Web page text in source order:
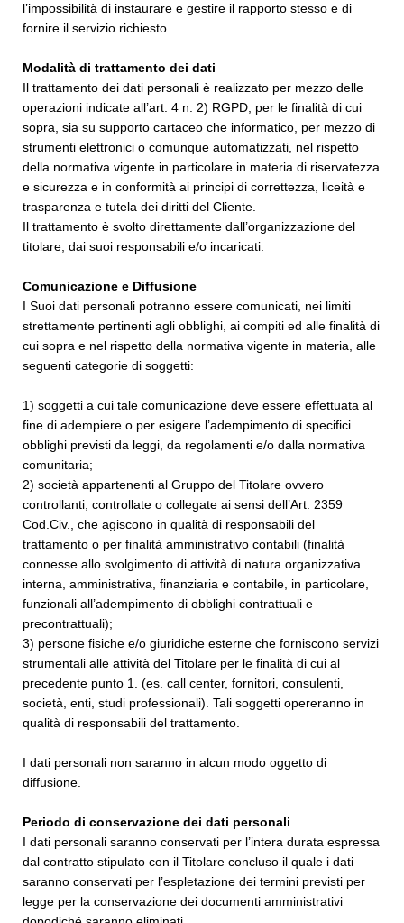
l’impossibilità di instaurare e gestire il rapporto stesso e di
fornire il servizio richiesto.
Modalità di trattamento dei dati
Il trattamento dei dati personali è realizzato per mezzo delle
operazioni indicate all’art. 4 n. 2) RGPD, per le finalità di cui
sopra, sia su supporto cartaceo che informatico, per mezzo di
strumenti elettronici o comunque automatizzati, nel rispetto
della normativa vigente in particolare in materia di riservatezza
e sicurezza e in conformità ai principi di correttezza, liceità e
trasparenza e tutela dei diritti del Cliente.
Il trattamento è svolto direttamente dall’organizzazione del
titolare, dai suoi responsabili e/o incaricati.
Comunicazione e Diffusione
I Suoi dati personali potranno essere comunicati, nei limiti
strettamente pertinenti agli obblighi, ai compiti ed alle finalità di
cui sopra e nel rispetto della normativa vigente in materia, alle
seguenti categorie di soggetti:
1) soggetti a cui tale comunicazione deve essere effettuata al
fine di adempiere o per esigere l’adempimento di specifici
obblighi previsti da leggi, da regolamenti e/o dalla normativa
comunitaria;
2) società appartenenti al Gruppo del Titolare ovvero
controllanti, controllate o collegate ai sensi dell’Art. 2359
Cod.Civ., che agiscono in qualità di responsabili del
trattamento o per finalità amministrativo contabili (finalità
connesse allo svolgimento di attività di natura organizzativa
interna, amministrativa, finanziaria e contabile, in particolare,
funzionali all’adempimento di obblighi contrattuali e
precontrattuali);
3) persone fisiche e/o giuridiche esterne che forniscono servizi
strumentali alle attività del Titolare per le finalità di cui al
precedente punto 1. (es. call center, fornitori, consulenti,
società, enti, studi professionali). Tali soggetti opereranno in
qualità di responsabili del trattamento.
I dati personali non saranno in alcun modo oggetto di
diffusione.
Periodo di conservazione dei dati personali
I dati personali saranno conservati per l’intera durata espressa
dal contratto stipulato con il Titolare concluso il quale i dati
saranno conservati per l’espletazione dei termini previsti per
legge per la conservazione dei documenti amministrativi